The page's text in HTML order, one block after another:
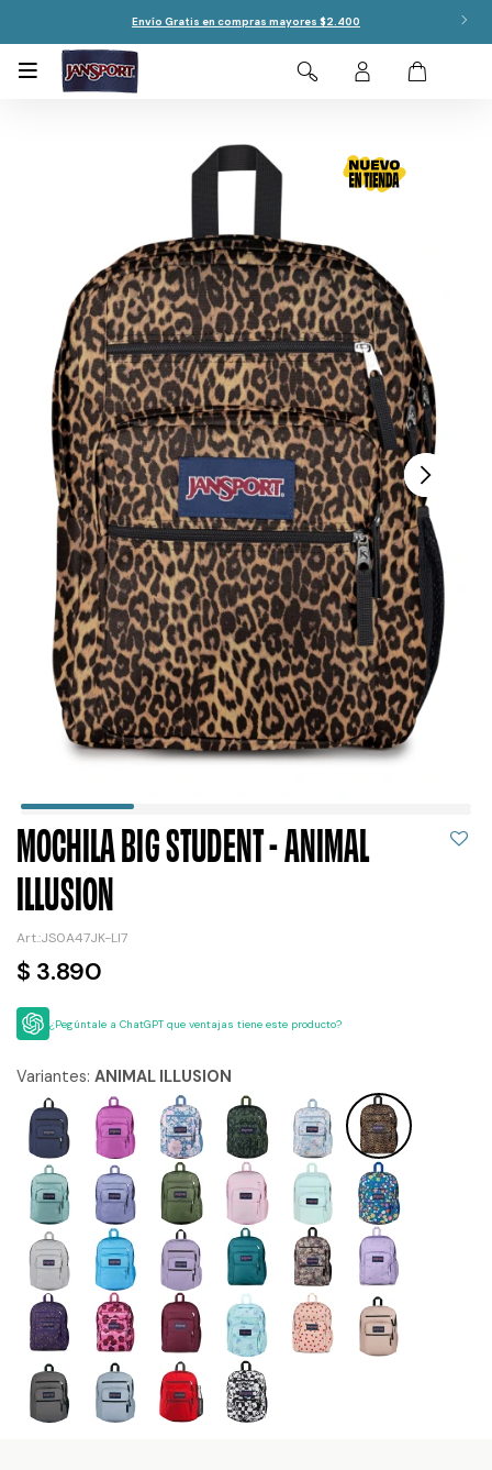
Envío Gratis en compras mayores $2.400

MOCHILA BIG STUDENT - ANIMAL
ILLUSION
JS0A47JK-LI7
$ 3.890
¿Pegúntale a ChatGPT que ventajas tiene este producto?
Variantes: ANIMAL ILLUSION